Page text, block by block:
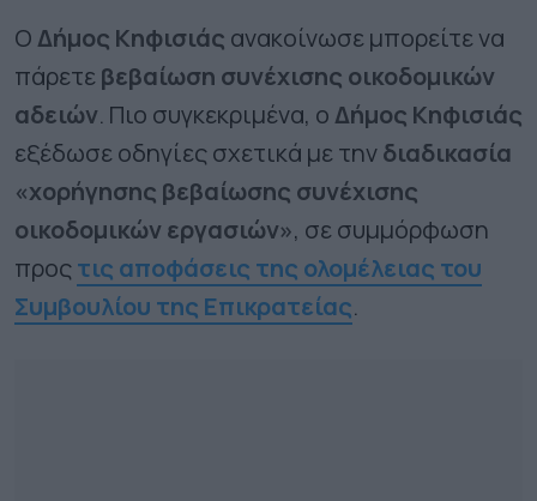
ΟΔήμος Κηφισιάς ανακοίνωσε μπορείτε να
πάρετεβεβαίωση συνέχισης οικοδομικών
αδειών. Πιο συγκεκριμένα, οΔήμος Κηφισιάς
εξέδωσε οδηγίες σχετικά με τηνδιαδικασία
«χορήγησης βεβαίωσης συνέχισης
οικοδομικών εργασιών», σε συμμόρφωση
προςτις αποφάσεις της ολομέλειας του
Συμβουλίου της Επικρατείας.